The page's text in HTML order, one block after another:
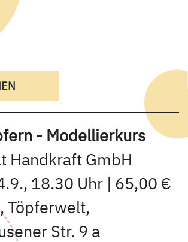
- Modellierkurs
Handkraft GmbH
18.30 Uhr | 65,00 €
Töpferwelt,
Str. 9 a